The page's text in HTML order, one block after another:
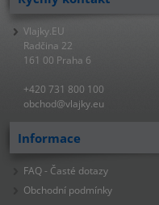
Vlajky.EU
Radčina 22
161 00 Praha 6
+420 731 800 100
obchod@vlajky.eu
Informace
FAQ - Časté dotazy
Obchodní podmínky